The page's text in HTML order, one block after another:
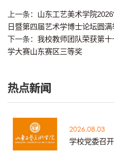
上一条： 山东工艺美术学院
日暨第四届艺术学博士论坛圆满
下一条： 我校教师团队荣获第十
学大赛山东赛区三等奖
热点新闻
2026.08.03
学校党委召